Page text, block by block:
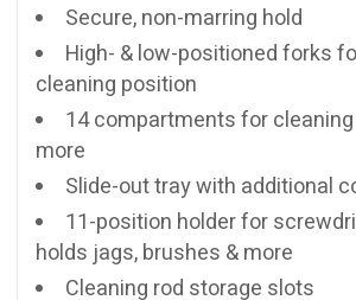
Secure, non-marring hold
High- & low-positioned forks
cleaning position
14 compartments for
more
Slide-out tray with additional
11-position holder for
holds jags, brushes & more
Cleaning rod storage slots